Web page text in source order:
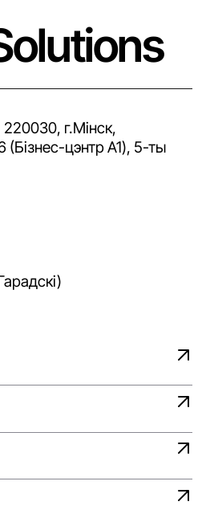
220030, г.Мінск,
(Бізнес-цэнтр A1), 5-ты